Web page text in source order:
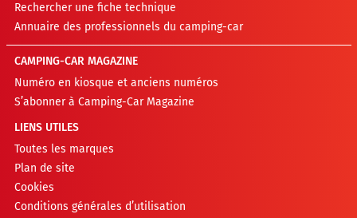
Rechercher une fiche technique
Annuaire des professionnels du camping-car
CAMPING-CAR MAGAZINE
Numéro en kiosque et anciens numéros
S’abonner à Camping-Car Magazine
LIENS UTILES
Toutes les marques
Plan de site
Cookies
Conditions générales d’utilisation